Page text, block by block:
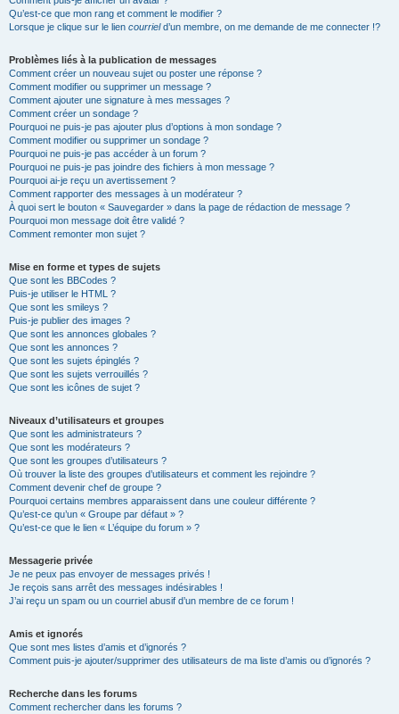
Qu’est-ce que mon rang et comment le modifier ?
Lorsque je clique sur le lien courrield’un membre, on me demande de me connecter !?
Problèmes liés à la publication de messages
Comment créer un nouveau sujet ou poster une réponse ?
Comment modifier ou supprimer un message ?
Comment ajouter une signature à mes messages ?
Comment créer un sondage ?
Pourquoi ne puis-je pas ajouter plus d’options à mon sondage ?
Comment modifier ou supprimer un sondage ?
Pourquoi ne puis-je pas accéder à un forum ?
Pourquoi ne puis-je pas joindre des fichiers à mon message ?
Pourquoi ai-je reçu un avertissement ?
Comment rapporter des messages à un modérateur ?
À quoi sert le bouton « Sauvegarder » dans la page de rédaction de message ?
Pourquoi mon message doit être validé ?
Comment remonter mon sujet ?
Mise en forme et types de sujets
Que sont les BBCodes ?
Puis-je utiliser le HTML ?
Que sont les smileys ?
Puis-je publier des images ?
Que sont les annonces globales ?
Que sont les annonces ?
Que sont les sujets épinglés ?
Que sont les sujets verrouillés ?
Que sont les icônes de sujet ?
Niveaux d’utilisateurs et groupes
Que sont les administrateurs ?
Que sont les modérateurs ?
Que sont les groupes d’utilisateurs ?
Où trouver la liste des groupes d’utilisateurs et comment les rejoindre ?
Comment devenir chef de groupe ?
Pourquoi certains membres apparaissent dans une couleur différente ?
Qu’est-ce qu’un « Groupe par défaut » ?
Qu’est-ce que le lien « L’équipe du forum » ?
Messagerie privée
Je ne peux pas envoyer de messages privés !
Je reçois sans arrêt des messages indésirables !
J’ai reçu un spam ou un courriel abusif d’un membre de ce forum !
Amis et ignorés
Que sont mes listes d’amis et d’ignorés ?
Comment puis-je ajouter/supprimer des utilisateurs de ma liste d’amis ou d’ignorés ?
Recherche dans les forums
Comment rechercher dans les forums ?